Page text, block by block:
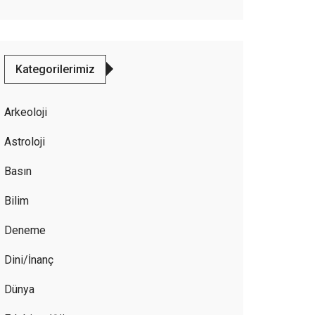
Kategorilerimiz
Arkeoloji
Astroloji
Basın
Bilim
Deneme
Dini/İnanç
Dünya